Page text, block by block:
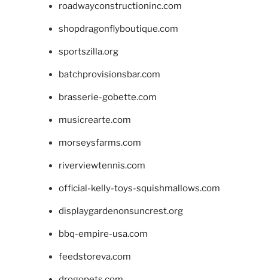
roadwayconstructioninc.com
shopdragonflyboutique.com
sportszilla.org
batchprovisionsbar.com
brasserie-gobette.com
musicrearte.com
morseysfarms.com
riverviewtennis.com
official-kelly-toys-squishmallows.com
displaygardenonsuncrest.org
bbq-empire-usa.com
feedstoreva.com